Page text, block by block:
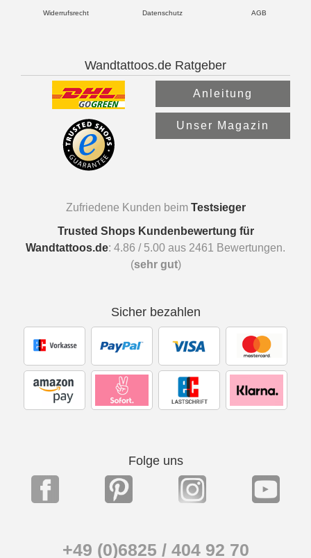
Widerrufsrecht Datenschutz AGB
Wandtattoos.de Ratgeber
Anleitung
Unser Magazin
Zufriedene Kunden beim Testsieger
Trusted Shops Kundenbewertung für
Wandtattoos.de: 4.86 / 5.00 aus 2461
Bewertungen.
(sehr gut)
Sicher bezahlen
Folge uns
+49 (0)6825 / 404 92 70